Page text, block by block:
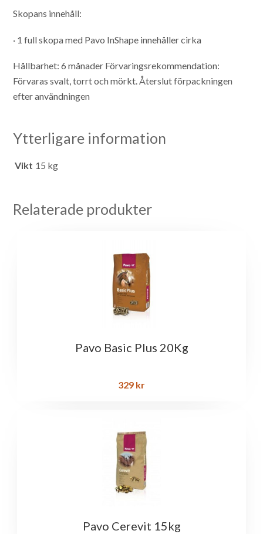
Skopans innehåll:
· 1 full skopa med Pavo InShape innehåller cirka
Hållbarhet: 6 månader Förvaringsrekommendation:
Förvaras svalt, torrt och mörkt. Återslut förpackningen
efter användningen
Ytterligare information
Vikt 15 kg
Relaterade produkter
Pavo Basic Plus 20Kg
329 kr
Pavo Cerevit 15kg